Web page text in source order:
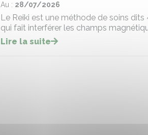
Au : 28/07/2026
Le Reiki est une méthode de soins
qui fait interférer les champs
Lire la suite